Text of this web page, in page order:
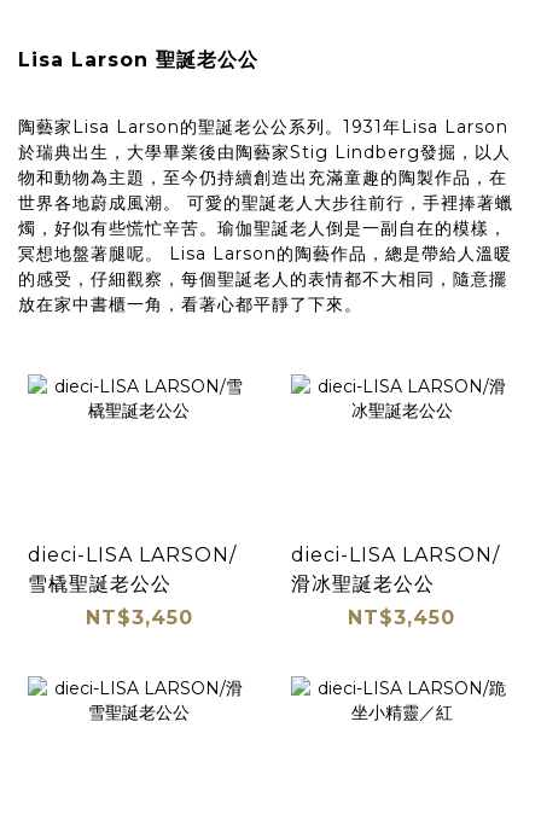
Lisa Larson 聖誕老公公
陶藝家Lisa Larson的聖誕老公公系列。1931年Lisa Larson
於瑞典出生，大學畢業後由陶藝家Stig Lindberg發掘，以人
物和動物為主題，至今仍持續創造出充滿童趣的陶製作品，在
世界各地蔚成風潮。 可愛的聖誕老人大步往前行，手裡捧著蠟
燭，好似有些慌忙辛苦。瑜伽聖誕老人倒是一副自在的模樣，
冥想地盤著腿呢。 Lisa Larson的陶藝作品，總是帶給人溫暖
的感受，仔細觀察，每個聖誕老人的表情都不大相同，隨意擺
放在家中書櫃一角，看著心都平靜了下來。
dieci-LISA LARSON/
雪橇聖誕老公公
NT$3,450
dieci-LISA LARSON/
滑冰聖誕老公公
NT$3,450